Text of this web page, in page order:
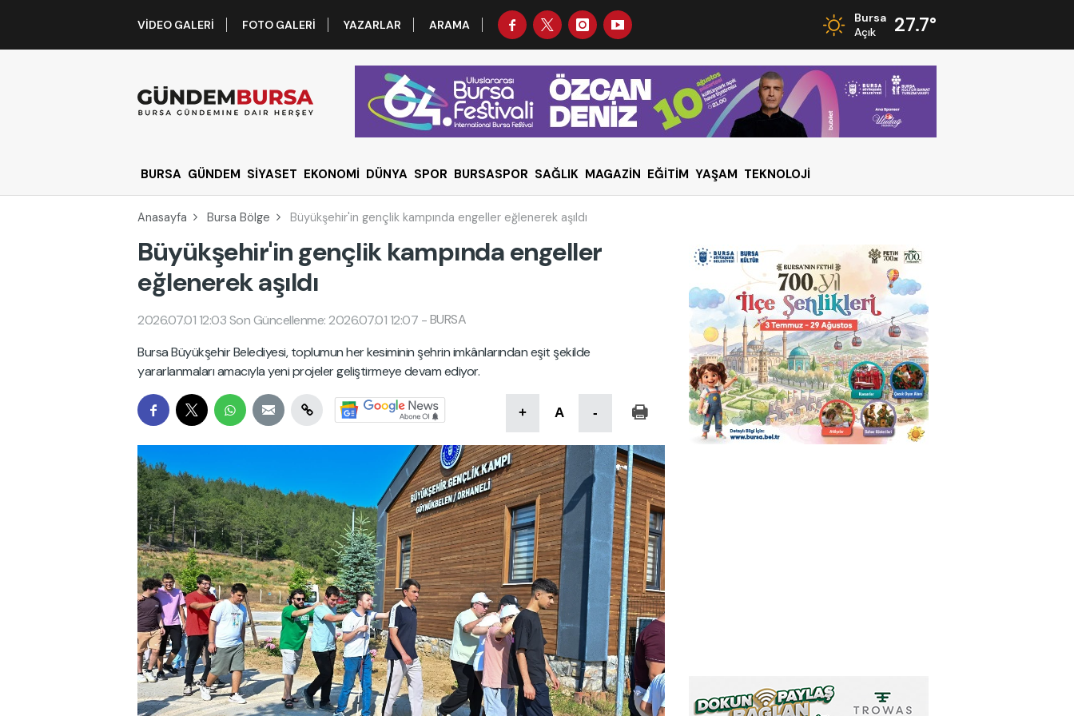
VIDEO GALERI FOTO GALERI YAZARLAR ARAMA
Bursa
Açık
27.7°
BURSA GÜNDEM SİYASET EKONOMİ DÜNYA SPOR BURSASPOR SAĞLIK MAGAZİN EĞİTİM YAŞAM TEKNOLOJİ
Anasayfa Bursa Bölge Büyükşehir'in gençlik kampında engeller eğlenerek aşıldı
Büyükşehir'in gençlik kampında engeller
eğlenerek aşıldı
2026.07.01 12:03 Son Güncellenme: 2026.07.01 12:07 -BURSA
Bursa Büyükşehir Belediyesi, toplumun her kesiminin şehrin imkânlarından eşit şekilde
yararlanmaları amacıyla yeni projeler geliştirmeye devam ediyor.
+ A -